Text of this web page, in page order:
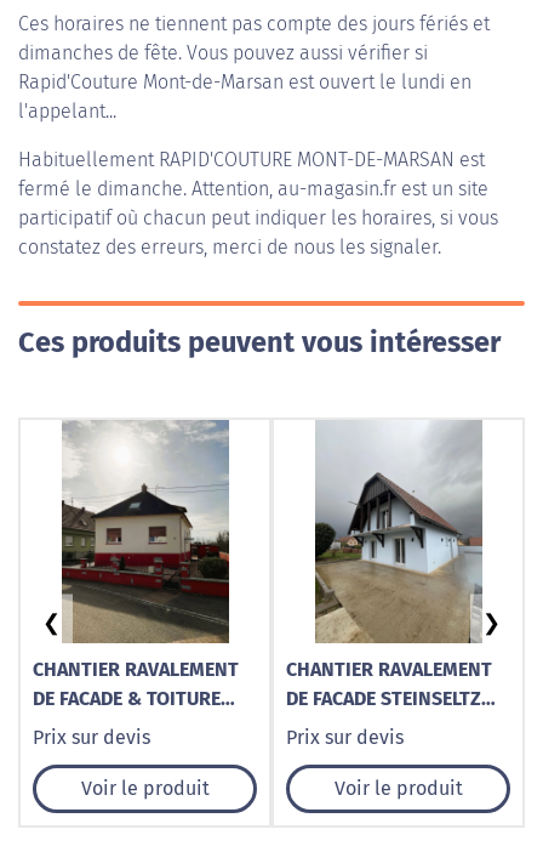
Ces horaires ne tiennent pas compte des jours fériés et
dimanches de fête. Vous pouvez aussi vérifier si
Rapid'Couture Mont-de-Marsan est ouvert le lundi en
l'appelant...
Habituellement RAPID'COUTURE MONT-DE-MARSAN est
fermé le dimanche. Attention, au-magasin.fr est un site
participatif où chacun peut indiquer les horaires, si vous
constatez des erreurs, merci de nous les signaler.
Ces produits peuvent vous intéresser
CHANTIER RAVALEMENT
DE FACADE & TOITURE
SELTZ, RIEDSELTZ,
SELTZ, WISSEMBOURG
Prix sur devis
Voir le produit
CHANTIER RAVALEMENT
DE FACADE STEINSELTZ
WISSEMBOURG
MEMMELSHOFFEN
Prix sur devis
Voir le produit
❮ ❯